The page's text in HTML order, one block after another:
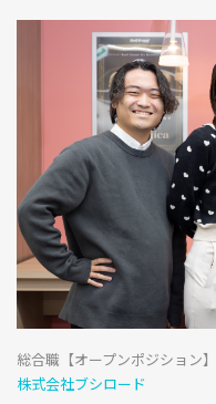
総合職【オープンポジション】
株式会社ブシロード